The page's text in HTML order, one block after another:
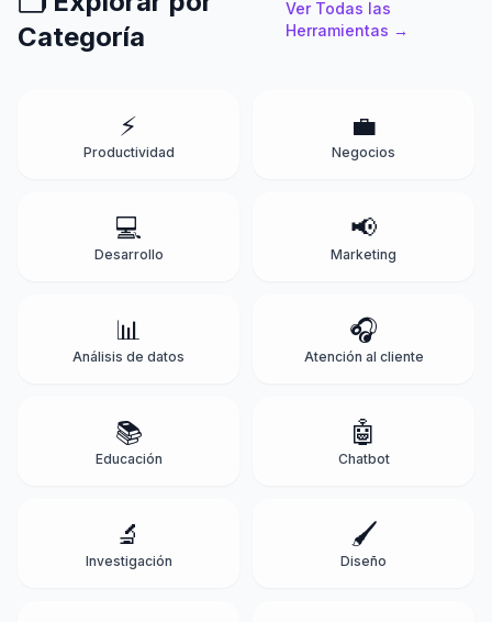
Categoría
Ver Todas las
Herramientas →
⚡
Productividad
💼
Negocios
💻
Desarrollo
📢
Marketing
📊
Análisis de datos
🎧
Atención al cliente
📚
Educación
🤖
Chatbot
🔬
Investigación
🖌️
Diseño